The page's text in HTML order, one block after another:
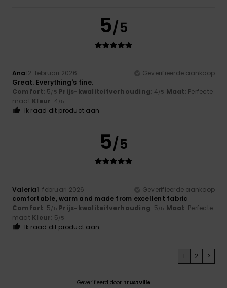
5/5
Ana12. februari 2026
Geverifieerde aankoop
Great. Everything's fine.
Comfort: 5/5 Prijs-kwaliteitverhouding: 4/5 Maat: Perfecte
maat Kleur: 4/5
Ik raad dit product aan
5/5
Valeria1. februari 2026
Geverifieerde aankoop
comfortable, warm and made from excellent fabric
Comfort: 5/5 Prijs-kwaliteitverhouding: 5/5 Maat: Perfecte
maat Kleur: 5/5
Ik raad dit product aan
1 2 >
Geverifieerd door TrustVille